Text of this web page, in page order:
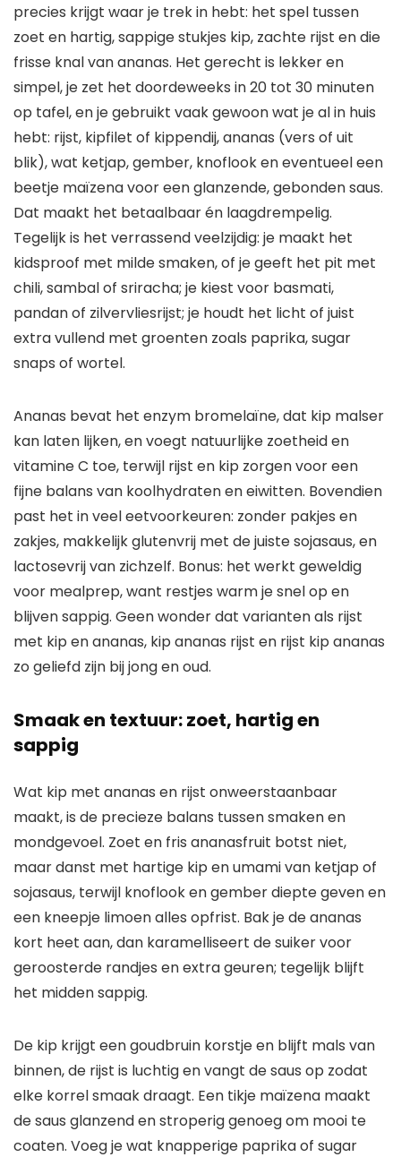
precies krijgt waar je trek in hebt: het spel tussen
zoet en hartig, sappige stukjes kip, zachte rijst en die
frisse knal van ananas. Het gerecht is lekker en
simpel, je zet het doordeweeks in 20 tot 30 minuten
op tafel, en je gebruikt vaak gewoon wat je al in huis
hebt: rijst, kipfilet of kippendij, ananas (vers of uit
blik), wat ketjap, gember, knoflook en eventueel een
beetje maïzena voor een glanzende, gebonden saus.
Dat maakt het betaalbaar én laagdrempelig.
Tegelijk is het verrassend veelzijdig: je maakt het
kidsproof met milde smaken, of je geeft het pit met
chili, sambal of sriracha; je kiest voor basmati,
pandan of zilvervliesrijst; je houdt het licht of juist
extra vullend met groenten zoals paprika, sugar
snaps of wortel.
Ananas bevat het enzym bromelaïne, dat kip malser
kan laten lijken, en voegt natuurlijke zoetheid en
vitamine C toe, terwijl rijst en kip zorgen voor een
fijne balans van koolhydraten en eiwitten. Bovendien
past het in veel eetvoorkeuren: zonder pakjes en
zakjes, makkelijk glutenvrij met de juiste sojasaus, en
lactosevrij van zichzelf. Bonus: het werkt geweldig
voor mealprep, want restjes warm je snel op en
blijven sappig. Geen wonder dat varianten als rijst
met kip en ananas, kip ananas rijst en rijst kip ananas
zo geliefd zijn bij jong en oud.
Smaak en textuur: zoet, hartig en
sappig
Wat kip met ananas en rijst onweerstaanbaar
maakt, is de precieze balans tussen smaken en
mondgevoel. Zoet en fris ananasfruit botst niet,
maar danst met hartige kip en umami van ketjap of
sojasaus, terwijl knoflook en gember diepte geven en
een kneepje limoen alles opfrist. Bak je de ananas
kort heet aan, dan karamelliseert de suiker voor
geroosterde randjes en extra geuren; tegelijk blijft
het midden sappig.
De kip krijgt een goudbruin korstje en blijft mals van
binnen, de rijst is luchtig en vangt de saus op zodat
elke korrel smaak draagt. Een tikje maïzena maakt
de saus glanzend en stroperig genoeg om mooi te
coaten. Voeg je wat knapperige paprika of sugar